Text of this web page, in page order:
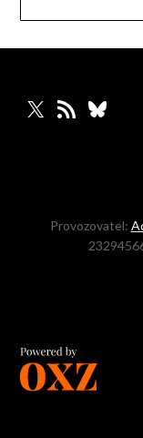
X RSS zdroj
Provozovatel: